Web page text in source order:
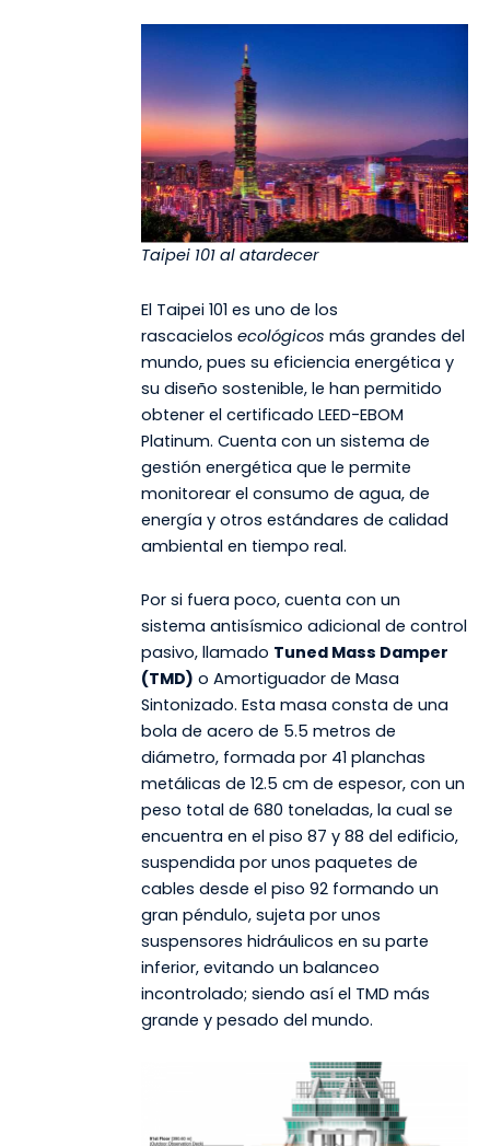
Taipei 101 al atardecer
El Taipei 101 es uno de los
rascacielos ecológicos más grandes del
mundo, pues su eficiencia energética y
su diseño sostenible, le han permitido
obtener el certificado LEED-EBOM
Platinum. Cuenta con un sistema de
gestión energética que le permite
monitorear el consumo de agua, de
energía y otros estándares de calidad
ambiental en tiempo real.
Por si fuera poco, cuenta con un
sistema antisísmico adicional de control
pasivo, llamado Tuned Mass Damper
(TMD) o Amortiguador de Masa
Sintonizado. Esta masa consta de una
bola de acero de 5.5 metros de
diámetro, formada por 41 planchas
metálicas de 12.5 cm de espesor, con un
peso total de 680 toneladas, la cual se
encuentra en el piso 87 y 88 del edificio,
suspendida por unos paquetes de
cables desde el piso 92 formando un
gran péndulo, sujeta por unos
suspensores hidráulicos en su parte
inferior, evitando un balanceo
incontrolado; siendo así el TMD más
grande y pesado del mundo.